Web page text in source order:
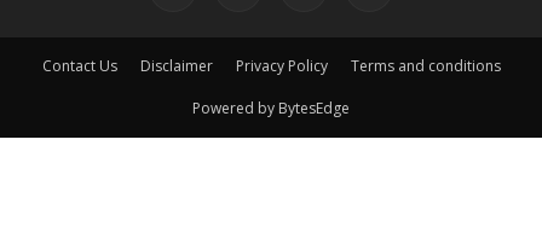
Contact Us Disclaimer Privacy Policy Terms and conditions
Powered by BytesEdge